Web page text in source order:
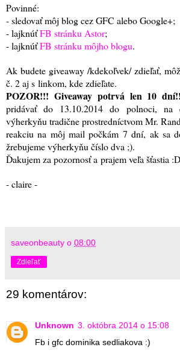
Povinné:
- sledovať môj blog cez GFC alebo Google+;
- lajknúťFB stránku Astor;
- lajknúťFB stránku môjho blogu.
Ak budete giveaway /kdekoľvek/ zdieľať,
č. 2 aj s linkom, kde zdieľate.
POZOR!!! Giveaway potrvá len 10
pridávať do 13.10.2014 do polnoci, na
výherkyňu tradične prostredníctvom Mr.
reakciu na môj mail počkám 7 dní, ak sa
žrebujeme výherkyňu číslo dva ;).
Ďakujem za pozornosť a prajem veľa šťastia
- claire -
saveonbeauty o 08:00
Zdieľať
29 komentárov:
Unknown 3. októbra 2014 o 15:08
Fb i gfc dominika sedliakova :)